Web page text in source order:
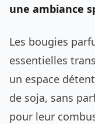
une ambiance
Les bougies
essentielles
un espace
de soja, sans
pour leur